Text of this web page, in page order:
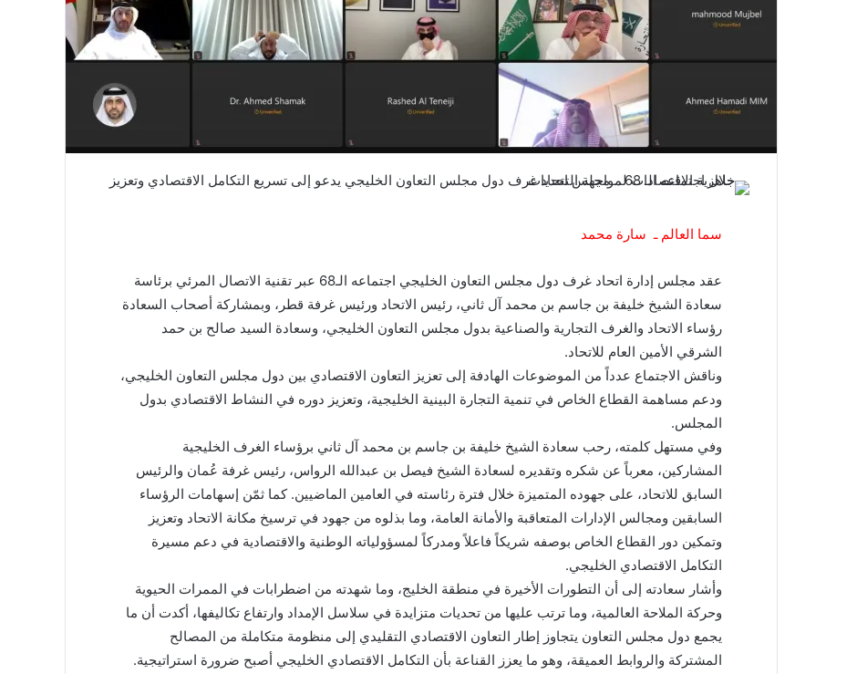
سما العالم ـ سارة محمد
عقد مجلس إدارة اتحاد غرف دول مجلس التعاون الخليجي اجتماعه الـ68 عبر تقنية الاتصال المرئي برئاسة
سعادة الشيخ خليفة بن جاسم بن محمد آل ثاني، رئيس الاتحاد ورئيس غرفة قطر، وبمشاركة أصحاب السعادة
رؤساء الاتحاد والغرف التجارية والصناعية بدول مجلس التعاون الخليجي، وسعادة السيد صالح بن حمد
الشرقي الأمين العام للاتحاد.
وناقش الاجتماع عدداً من الموضوعات الهادفة إلى تعزيز التعاون الاقتصادي بين دول مجلس التعاون الخليجي،
ودعم مساهمة القطاع الخاص في تنمية التجارة البينية الخليجية، وتعزيز دوره في النشاط الاقتصادي بدول
المجلس.
وفي مستهل كلمته، رحب سعادة الشيخ خليفة بن جاسم بن محمد آل ثاني برؤساء الغرف الخليجية
المشاركين، معرباً عن شكره وتقديره لسعادة الشيخ فيصل بن عبدالله الرواس، رئيس غرفة عُمان والرئيس
السابق للاتحاد، على جهوده المتميزة خلال فترة رئاسته في العامين الماضيين. كما ثمّن إسهامات الرؤساء
السابقين ومجالس الإدارات المتعاقبة والأمانة العامة، وما بذلوه من جهود في ترسيخ مكانة الاتحاد وتعزيز
وتمكين دور القطاع الخاص بوصفه شريكاً فاعلاً ومدركاً لمسؤولياته الوطنية والاقتصادية في دعم مسيرة
التكامل الاقتصادي الخليجي.
وأشار سعادته إلى أن التطورات الأخيرة في منطقة الخليج، وما شهدته من اضطرابات في الممرات الحيوية
وحركة الملاحة العالمية، وما ترتب عليها من تحديات متزايدة في سلاسل الإمداد وارتفاع تكاليفها، أكدت أن ما
يجمع دول مجلس التعاون يتجاوز إطار التعاون الاقتصادي التقليدي إلى منظومة متكاملة من المصالح
المشتركة والروابط العميقة، وهو ما يعزز القناعة بأن التكامل الاقتصادي الخليجي أصبح ضرورة استراتيجية.